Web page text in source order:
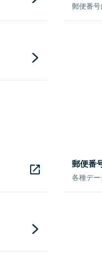
郵便番号
郵便番
各種デ